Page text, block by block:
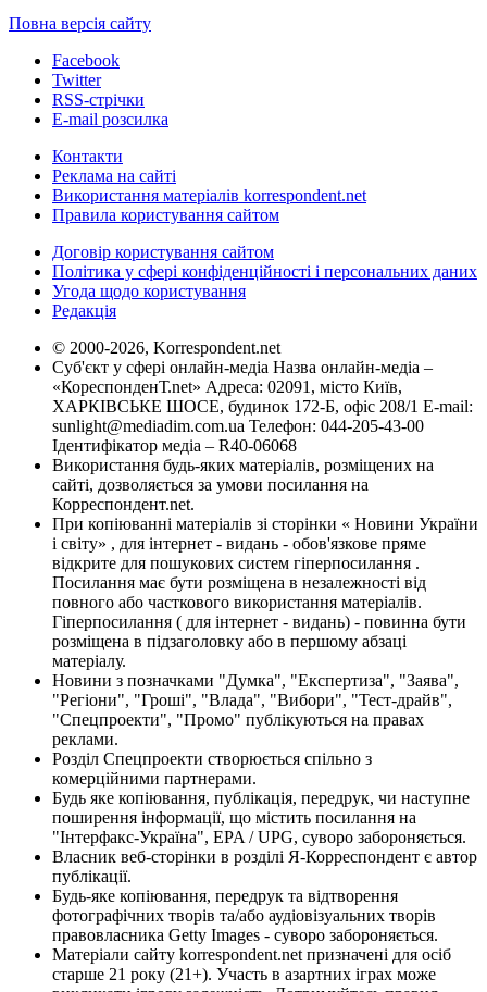
Повна версія сайту
Facebook
Twitter
RSS-стрічки
E-mail розсилка
Контакти
Реклама на сайті
Використання матеріалів korrespondent.net
Правила користування сайтом
Договір користування сайтом
Політика у сфері конфіденційності і персональних даних
Угода щодо користування
Редакція
© 2000-2026, Korrespondent.net
Суб'єкт у сфері онлайн-медіа Назва онлайн-медіа –
«КореспонденТ.net» Адреса: 02091, місто Київ,
ХАРКІВСЬКЕ ШОСЕ, будинок 172-Б, офіс 208/1 E-mail:
sunlight@mediadim.com.ua Телефон: 044-205-43-00
Ідентифікатор медіа – R40-06068
Використання будь-яких матеріалів, розміщених на
сайті, дозволяється за умови посилання на
Корреспондент.net.
При копіюванні матеріалів зі сторінки « Новини України
і світу» , для інтернет - видань - обов'язкове пряме
відкрите для пошукових систем гіперпосилання .
Посилання має бути розміщена в незалежності від
повного або часткового використання матеріалів.
Гіперпосилання ( для інтернет - видань) - повинна бути
розміщена в підзаголовку або в першому абзаці
матеріалу.
Новини з позначками "Думка", "Експертиза", "Заява",
"Регіони", "Гроші", "Влада", "Вибори", "Тест-драйв",
"Спецпроекти", "Промо" публікуються на правах
реклами.
Розділ Спецпроекти створюється спільно з
комерційними партнерами.
Будь яке копіювання, публікація, передрук, чи наступне
поширення інформації, що містить посилання на
"Інтерфакс-Україна", EPA / UPG, суворо забороняється.
Власник веб-сторінки в розділі Я-Корреспондент є автор
публікації.
Будь-яке копіювання, передрук та відтворення
фотографічних творів та/або аудіовізуальних творів
правовласника Getty Images - суворо забороняється.
Матеріали сайту korrespondent.net призначені для осіб
старше 21 року (21+). Участь в азартних іграх може